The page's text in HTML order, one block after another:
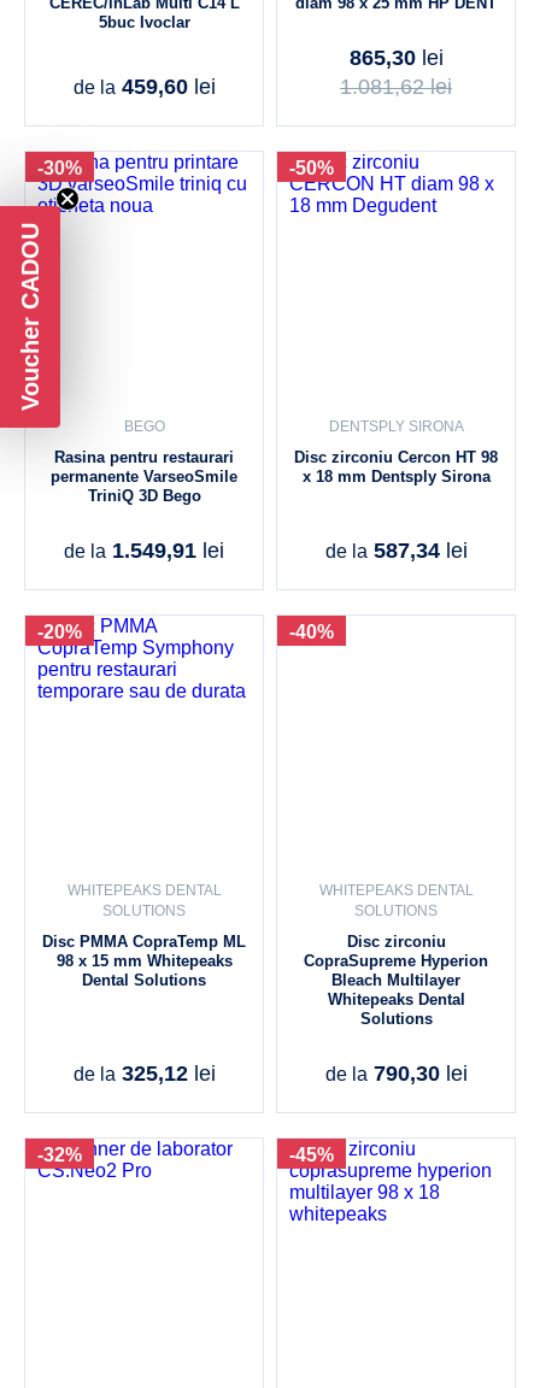
5buc Ivoclar
de la 459,60 lei
865,30 lei
1.081,62lei
-30%
BEGO
Rasina pentru restaurari
permanente VarseoSmile
TriniQ 3D Bego
de la 1.549,91 lei
-50%
DENTSPLY SIRONA
Disc zirconiu Cercon HT 98
x 18 mm Dentsply Sirona
de la 587,34 lei
-20%
WHITEPEAKS DENTAL
SOLUTIONS
Disc PMMA CopraTemp ML
98 x 15 mm Whitepeaks
Dental Solutions
de la 325,12 lei
-40%
WHITEPEAKS DENTAL
SOLUTIONS
Disc zirconiu
CopraSupreme Hyperion
Bleach Multilayer
Whitepeaks Dental
Solutions
de la 790,30 lei
-32% -45%
Voucher CADOU